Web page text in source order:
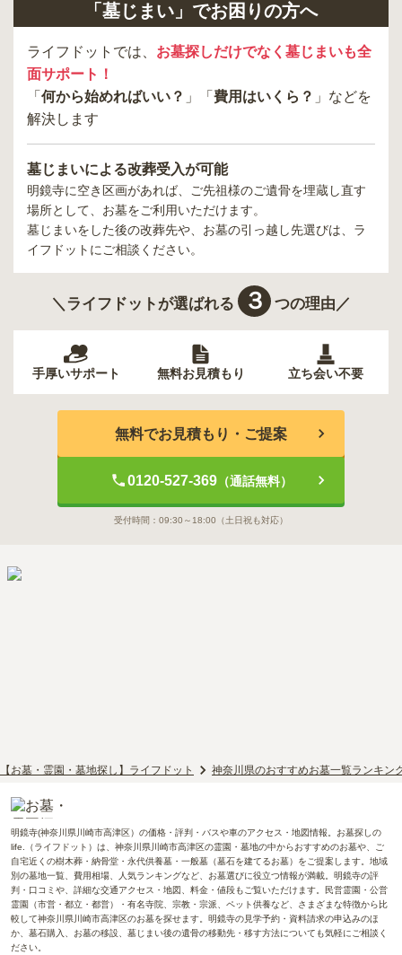
「墓じまい」でお困りの方へ
ライフドットでは、 お墓探しだけでなく墓じまいも全
面サポート！
「 何から始めればいい？ 」「 費用はいくら？ 」などを
解決します
墓じまいによる改葬受入が可能
明鏡寺に空き区画があれば、ご先祖様のご遺骨を埋蔵し直す
場所として、お墓をご利用いただけます。
墓じまいをした後の改葬先や、お墓の引っ越し先選びは、ラ
イフドットにご相談ください。
＼ライフドットが選ばれる ３ つの理由／
手厚いサポート 無料お見積もり 立ち会い不要
無料でお見積もり・ご提案
0120-527-369（通話無料）
受付時間： 09:30～18:00 （土日祝も対応）
【お墓・霊園・墓地探し】ライフドット 神奈川県のおすすめお墓一覧ランキン
明鏡寺(神奈川県川崎市高津区）の価格・評判・バスや車のアクセス・地図情報。お墓探しの
life.（ライフドット）は、神奈川県川崎市高津区の霊園・墓地の中からおすすめのお墓や、ご
自宅近くの樹木葬・納骨堂・永代供養墓・一般墓（墓石を建てるお墓）をご提案します。地域
別の墓地一覧、費用相場、人気ランキングなど、お墓選びに役立つ情報が満載。明鏡寺の評
判・口コミや、詳細な交通アクセス・地図、料金・値段もご覧いただけます。民営霊園・公営
霊園（市営・都立・都営）・有名寺院、宗教・宗派、ペット供養など、さまざまな特徴から比
較して神奈川県川崎市高津区のお墓を探せます。明鏡寺の見学予約・資料請求の申込みのほ
か、墓石購入、お墓の移設、墓じまい後の遺骨の移動先・移す方法についても気軽にご相談く
ださい。